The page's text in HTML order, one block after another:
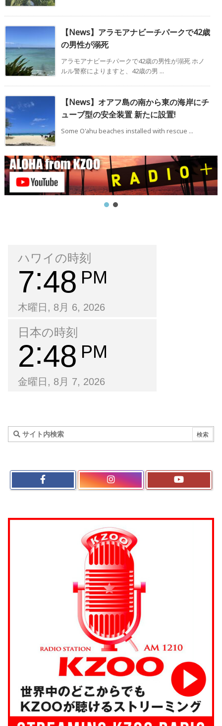
【News】アラモアナビーチパークで42歳
の男性が溺死
アラモアナビーチパークで42歳の男性が溺死 ホノ
ルル警察によりますと、42歳の男 ...
【News】オアフ島の南から東の海岸にチ
ューブ型の安全装置 新たに設置!
Some O'ahu beaches installed with rescue ...
ハワイの時刻
7 48 PM
木曜日, 8月 6, 2026
日本の時刻
2 48 PM
金曜日, 8月 7, 2026